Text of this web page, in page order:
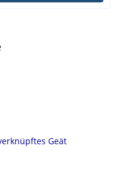
Geät